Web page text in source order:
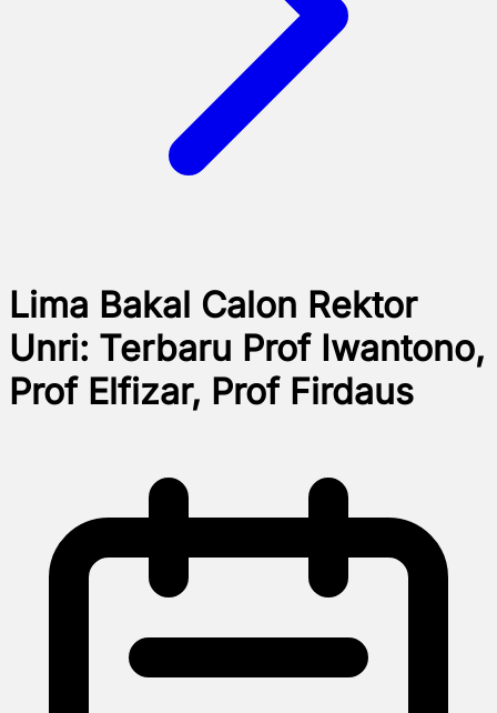
Lima Bakal Calon Rektor
Unri: Terbaru Prof Iwantono,
Prof Elfizar, Prof Firdaus